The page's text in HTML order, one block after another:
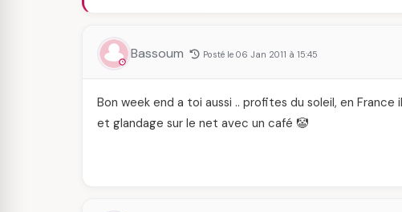
Bassoum Posté le 06 Jan 2011 à 15:45
Bon week end a toi aussi .. profites du soleil, en
et glandage sur le net avec un café 🤡